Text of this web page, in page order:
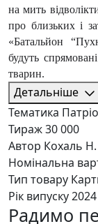
на мить
про близьких і
«Батальйон
будуть
тварин.
Детальніше
Тематика
Тираж30 000
Автор Кохаль Н.
Номінальна
Тип товару
Рік випуску2024
Радимо